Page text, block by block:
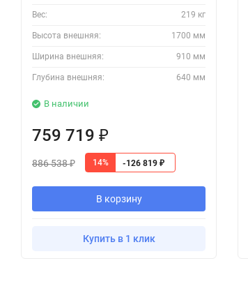
Вес: 219 кг
Высота внешняя: 1700 мм
Ширина внешняя: 910 мм
Глубина внешняя: 640 мм
В наличии
759 719 ₽
886 538₽ 14% -126 819 ₽
В корзину
Купить в 1 клик